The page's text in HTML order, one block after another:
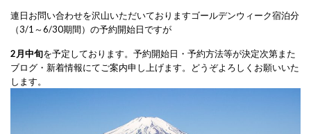
連日お問い合わせを沢山いただいておりますゴールデンウィーク宿泊分
（3/1～6/30期間）の予約開始日ですが
2月中旬を予定しております。予約開始日・予約方法等が決定次第また
ブログ・新着情報にてご案内申し上げます。どうぞよろしくお願いいた
します。